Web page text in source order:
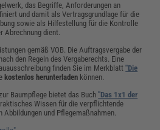
das Begriffe, Anforderungen an
und damit als Vertragsgrundlage für die
sowie als Hilfestellung für die Kontrolle
Abrechnung dient.
gemäß VOB. Die Auftragsvergabe der
den Regeln des Vergaberechts. Eine
finden Sie im Merkblatt"Die
kostenlos herunterladen können.
Baumpflege bietet das Buch"Das 1x1 der
Wissen für die verpflichtende
und Pflegemaßnahmen.